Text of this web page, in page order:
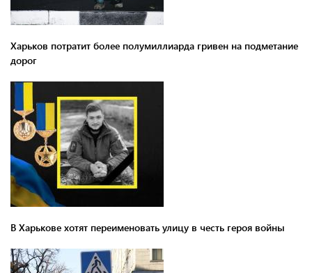
Харьков потратит более полумиллиарда гривен на подметание
дорог
В Харькове хотят переименовать улицу в честь героя войны